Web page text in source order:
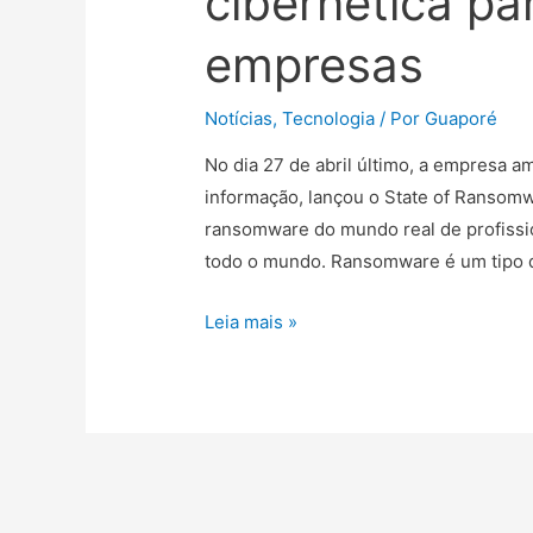
empresas
Notícias,Tecnologia / Por Guaporé
No dia 27 de abril último, a empresa
informação, lançou o State of
ransomware do mundo real de
todo o mundo. Ransomware é um
Leia mais »